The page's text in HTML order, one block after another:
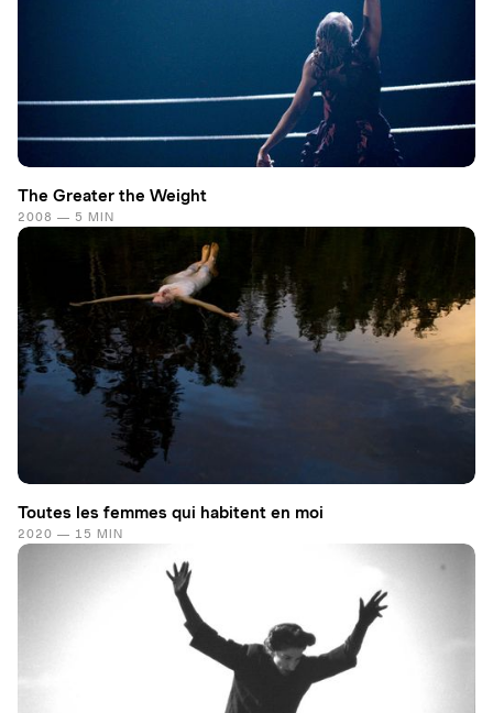
The Greater the Weight
2008 — 5 MIN
Toutes les femmes qui habitent en moi
2020 — 15 MIN